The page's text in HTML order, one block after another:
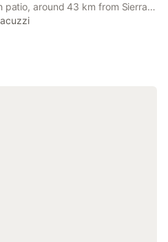
around 43 km from Sierra
views, this accommodation
pool.